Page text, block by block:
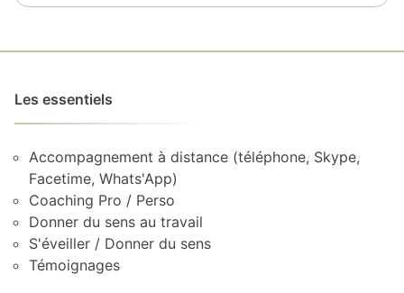
Les essentiels
Accompagnement à distance (téléphone, Skype,
Facetime, Whats'App)
Coaching Pro / Perso
Donner du sens au travail
S'éveiller / Donner du sens
Témoignages